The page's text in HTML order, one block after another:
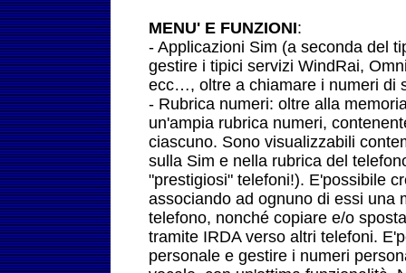
MENU' E FUNZIONI:
- Applicazioni Sim (a seconda del
gestire i tipici servizi WindRai,
ecc…, oltre a chiamare i numeri di
- Rubrica numeri: oltre alla
un'ampia rubrica numeri,
ciascuno. Sono visualizzabili
sulla Sim e nella rubrica del
"prestigiosi" telefoni!). E'possibile
associando ad ognuno di essi una
telefono, nonché copiare e/o
tramite IRDA verso altri telefoni.
personale e gestire i numeri